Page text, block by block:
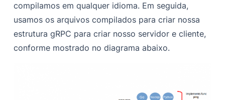
compilamos em qualquer idioma. Em seguida,
usamos os arquivos compilados para criar nossa
estrutura gRPC para criar nosso servidor e cliente,
conforme mostrado no diagrama abaixo.